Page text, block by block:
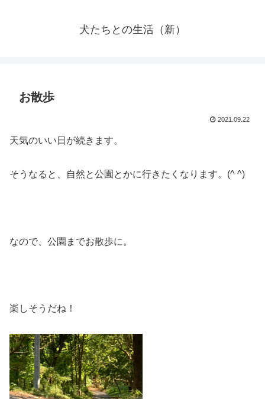
犬たちとの生活（新）
お散歩
2021.09.22
天気のいい日が続きます。
そうなると、自然と公園とかに行きたくなります。(^ ^)
なので、公園までお散歩に。
楽しそうだね！